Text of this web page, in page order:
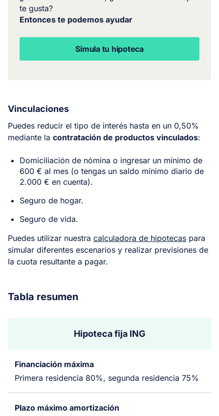
te gusta?
Entonces te podemos ayudar
Simula tu hipoteca
Vinculaciones
Puedes reducir el tipo de interés hasta en un 0,50%
mediante la contratación de productos vinculados:
Domiciliación de nómina o ingresar un mínimo de
600 € al mes (o tengas un saldo mínimo diario de
2.000 € en cuenta).
Seguro de hogar.
Seguro de vida.
Puedes utilizar nuestra calculadora de hipotecas para
simular diferentes escenarios y realizar previsiones de
la cuota resultante a pagar.
Tabla resumen
Hipoteca fija ING
Financiación máxima
Primera residencia 80%, segunda residencia 75%
Plazo máximo amortización